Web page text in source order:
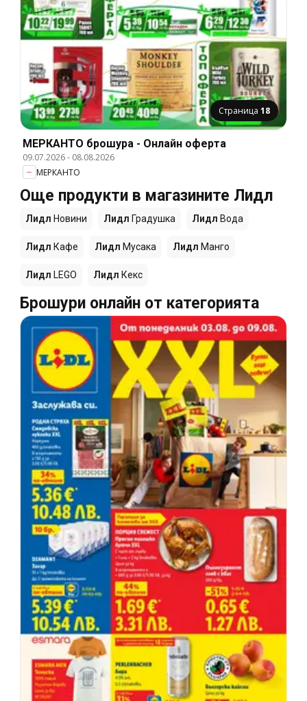
Страница 18
МЕРКАНТО брошура - Онлайн оферта
09.07.2026- 08.08.2026
МЕРКАНТО
Още продукти в магазините Лидл
Лидл Новини Лидл Градушка Лидл Вода
Лидл Кафе Лидл Мусака Лидл Манго
Лидл LEGO Лидл Кекс
Брошури онлайн от категорията